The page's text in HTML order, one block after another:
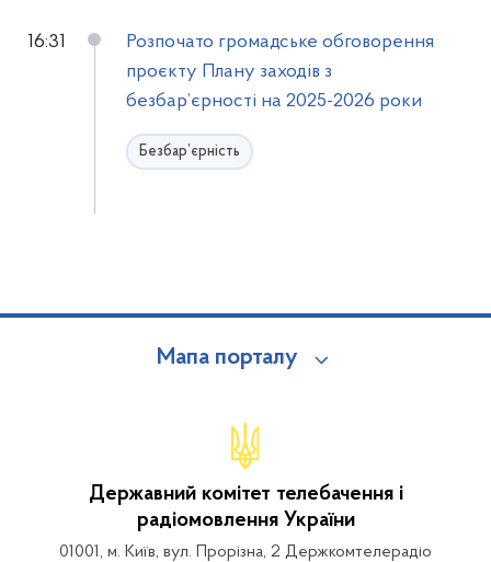
16:31
Розпочато громадське обговорення
проєкту Плану заходів з
безбар’єрності на 2025-2026 роки
Безбар’єрність
Мапа порталу
Державний комітет телебачення і
радіомовлення України
01001, м. Київ, вул. Прорізна, 2 Держкомтелерадіо